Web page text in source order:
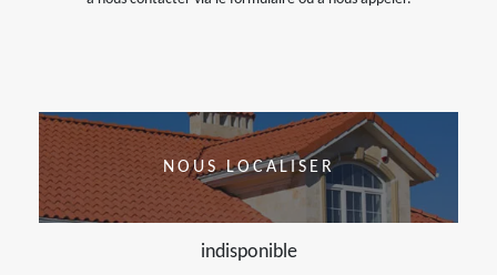
NOUS LOCALISER
indisponible